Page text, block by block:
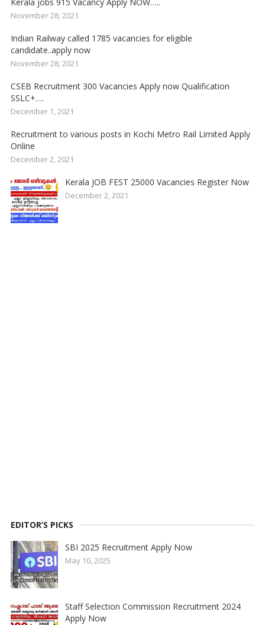
November 28, 2021
Indian Railway called 1785 vacancies for eligible
candidate..apply now
November 28, 2021
CSEB Recruitment 300 Vacancies Apply now Qualification
SSLC+….
December 1, 2021
Recruitment to various posts in Kochi Metro Rail Limited Apply
Online
December 2, 2021
Kerala JOB FEST 25000 Vacancies Register Now
December 2, 2021
EDITOR’S PICKS
SBI 2025 Recruitment Apply Now
May 10, 2025
Staff Selection Commission Recruitment 2024
Apply Now